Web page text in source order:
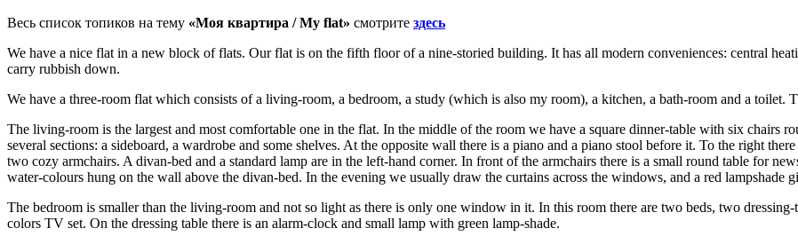
Весь список топиков на тему «Моя квартира / My flat» смотрите здесь
We have a nice flat in a new block of flats. Our flat is on the fifth floor of a nine-storied building. It has all modern conveniences: central
carry rubbish down.
We have a three-room flat which consists of a living-room, a bedroom, a study (which is also my room), a kitchen, a bath-room and a toilet.
The living-room is the largest and most comfortable one in the flat. In the middle of the room we have a square dinner-table with six chairs
several sections: a sideboard, a wardrobe and some shelves. At the opposite wall there is a piano and a piano stool before it. To the right
two cozy armchairs. A divan-bed and a standard lamp are in the left-hand corner. In front of the armchairs there is a small round table for
water-colours hung on the wall above the divan-bed. In the evening we usually draw the curtains across the windows, and a red lampshade
The bedroom is smaller than the living-room and not so light as there is only one window in it. In this room there are two beds, two
colors TV set. On the dressing table there is an alarm-clock and small lamp with green lamp-shade.